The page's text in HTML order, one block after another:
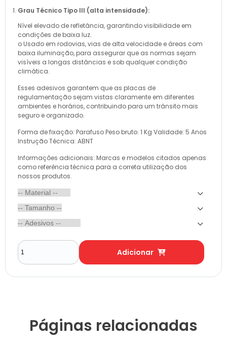
Grau Técnico Tipo III (alta intensidade):
Nível elevado de refletância, garantindo visibilidade em
condições de baixa luz.
o Usado em rodovias, vias de alta velocidade e áreas com
baixa iluminação, para assegurar que as normas sejam
visíveis a longas distâncias e sob qualquer condição
climática.
Esses adesivos garantem que as placas de
regulamentação sejam vistas claramente em diferentes
ambientes e horários, contribuindo para um trânsito mais
seguro e organizado.
Forma de fixação: Parafuso Peso bruto: 1 Kg Validade: 5 Anos
Instrução Técnica: ABNT
Informações adicionais: Marcas e modelos citados apenas
como referência técnica para a correta utilização dos
nossos produtos.
Adicionar
Páginas relacionadas